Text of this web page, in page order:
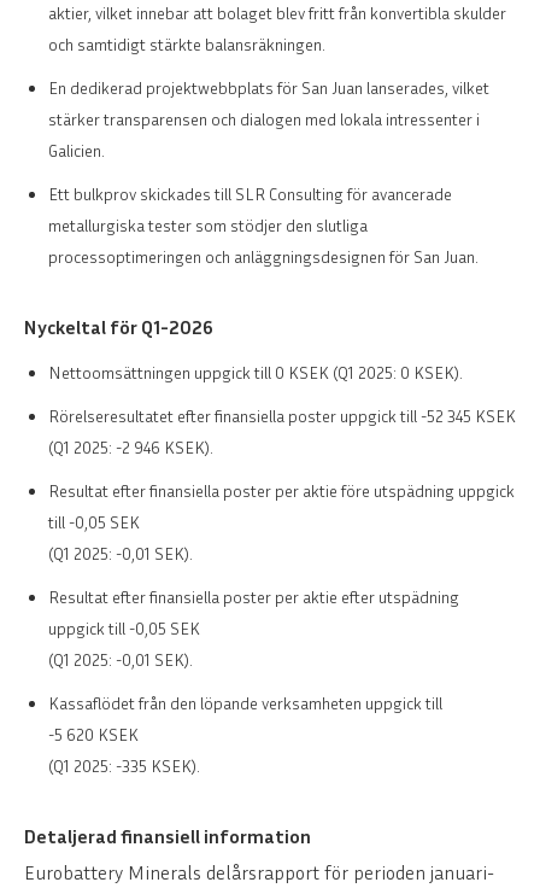
aktier, vilket innebar att bolaget blev fritt från konvertibla skulder
och samtidigt stärkte balansräkningen.
En dedikerad projektwebbplats för San Juan lanserades, vilket
stärker transparensen och dialogen med lokala intressenter i
Galicien.
Ett bulkprov skickades till SLR Consulting för avancerade
metallurgiska tester som stödjer den slutliga
processoptimeringen och anläggningsdesignen för San Juan.
Nyckeltal för Q1-2026
Nettoomsättningen uppgick till 0 KSEK (Q1 2025: 0 KSEK).
Rörelseresultatet efter finansiella poster uppgick till -52 345 KSEK
(Q1 2025: -2 946 KSEK).
Resultat efter finansiella poster per aktie före utspädning uppgick
till -0,05 SEK
(Q1 2025: -0,01 SEK).
Resultat efter finansiella poster per aktie efter utspädning
uppgick till -0,05 SEK
(Q1 2025: -0,01 SEK).
Kassaflödet från den löpande verksamheten uppgick till
-5 620 KSEK
(Q1 2025: -335 KSEK).
Detaljerad finansiell information
Eurobattery Minerals delårsrapport för perioden januari-